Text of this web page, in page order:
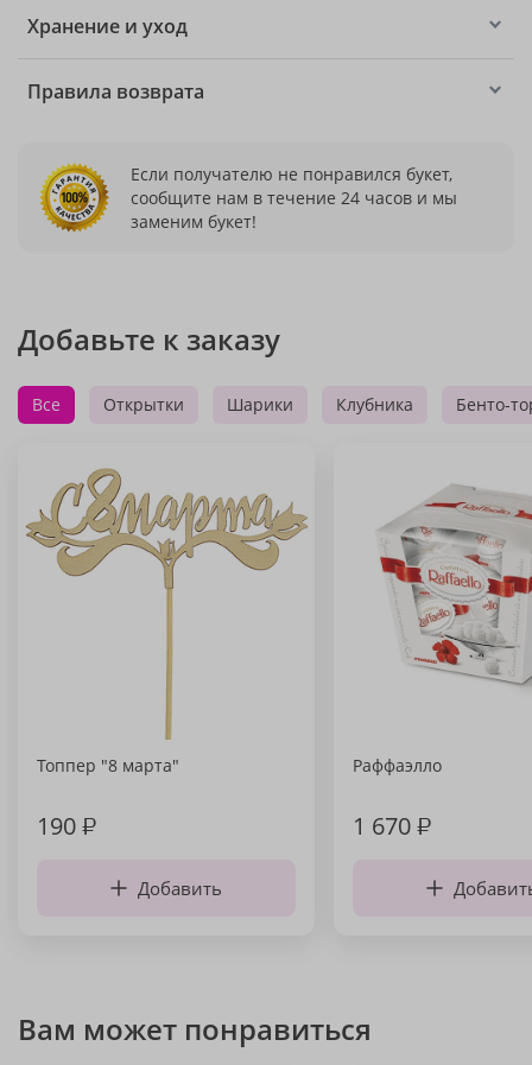
Хранение и уход
Правила возврата
Если получателю не понравился букет,
сообщите нам в течение 24 часов и мы
заменим букет!
Добавьте к заказу
Все Открытки Шарики Клубника Бенто-
Топпер "8 марта"
190₽
Добавить
Раффаэлло
1 670₽
Вам может понравиться